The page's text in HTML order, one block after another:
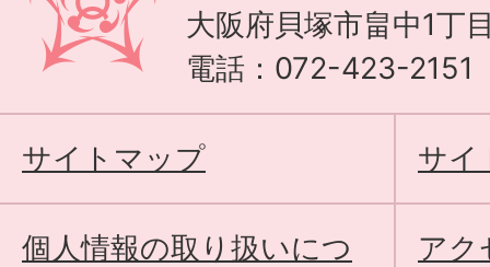
大阪府貝塚市畠中1丁
電話：072-423-2151
サイトマップ サイ
個人情報の取り扱いにつ
アク